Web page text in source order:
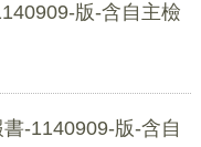
版-含自主檢
-1140909-版-含自